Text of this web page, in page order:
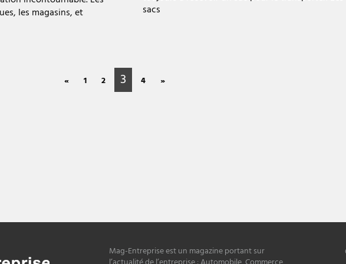
les magasins, et
sacs
« 1 2 3 4 »
Mag-Entreprise est un magazine portant sur